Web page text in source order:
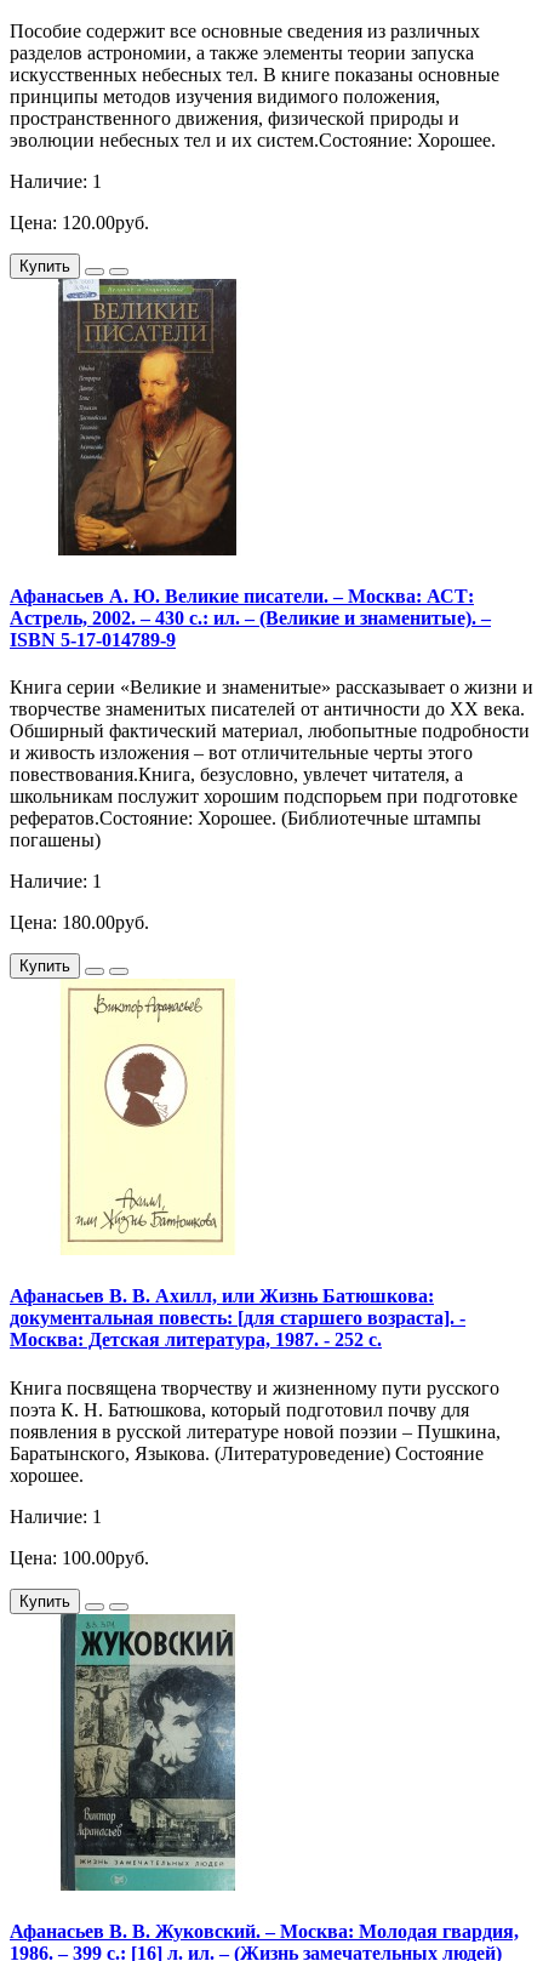
Пособие содержит все основные сведения из различных
разделов астрономии, а также элементы теории запуска
искусственных небесных тел. В книге показаны основные
принципы методов изучения видимого положения,
пространственного движения, физической природы и
эволюции небесных тел и их систем.Состояние: Хорошее.
Наличие: 1
Цена: 120.00руб.
Купить
Афанасьев А. Ю. Великие писатели. – Москва: АСТ:
Астрель, 2002. – 430 с.: ил. – (Великие и знаменитые). –
ISBN 5-17-014789-9
Книга серии «Великие и знаменитые» рассказывает о жизни и
творчестве знаменитых писателей от античности до XX века.
Обширный фактический материал, любопытные подробности
и живость изложения – вот отличительные черты этого
повествования.Книга, безусловно, увлечет читателя, а
школьникам послужит хорошим подспорьем при подготовке
рефератов.Состояние: Хорошее. (Библиотечные штампы
погашены)
Наличие: 1
Цена: 180.00руб.
Купить
Афанасьев В. В. Ахилл, или Жизнь Батюшкова:
документальная повесть: [для старшего возраста]. -
Москва: Детская литература, 1987. - 252 с.
Книга посвящена творчеству и жизненному пути русского
поэта К. Н. Батюшкова, который подготовил почву для
появления в русской литературе новой поэзии – Пушкина,
Баратынского, Языкова. (Литературоведение) Состояние
хорошее.
Наличие: 1
Цена: 100.00руб.
Купить
Афанасьев В. В. Жуковский. – Москва: Молодая гвардия,
1986. – 399 с.: [16] л. ил. – (Жизнь замечательных людей)